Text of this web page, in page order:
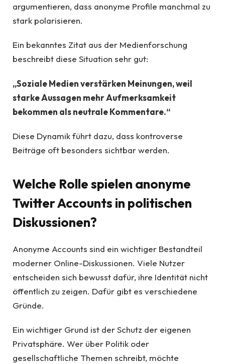
argumentieren, dass anonyme Profile manchmal zu
stark polarisieren.
Ein bekanntes Zitat aus der Medienforschung
beschreibt diese Situation sehr gut:
„Soziale Medien verstärken Meinungen, weil
starke Aussagen mehr Aufmerksamkeit
bekommen als neutrale Kommentare.“
Diese Dynamik führt dazu, dass kontroverse
Beiträge oft besonders sichtbar werden.
Welche Rolle spielen anonyme
Twitter Accounts in politischen
Diskussionen?
Anonyme Accounts sind ein wichtiger Bestandteil
moderner Online-Diskussionen. Viele Nutzer
entscheiden sich bewusst dafür, ihre Identität nicht
öffentlich zu zeigen. Dafür gibt es verschiedene
Gründe.
Ein wichtiger Grund ist der Schutz der eigenen
Privatsphäre. Wer über Politik oder
gesellschaftliche Themen schreibt, möchte